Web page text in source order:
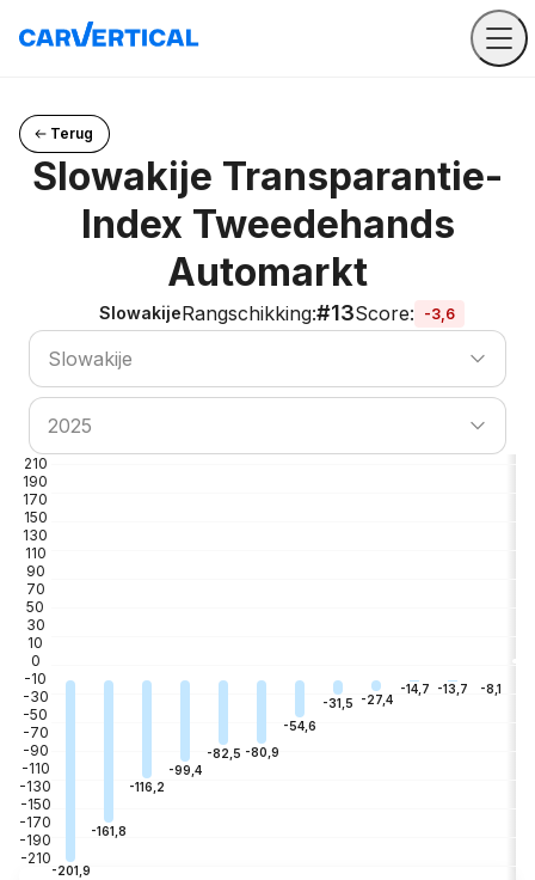
Terug
Slowakije Transparantie-
Index Tweedehands
Automarkt
SlowakijeRangschikking:#13Score: -3,6
Land zoeken
Slowakije
Land zoeken
2025
210
190
170
150
130
110
90
70
50
30
10
0
-10
-30
-50
-70
-90
-110
-130
-150
-170
-190
-210
-201,9
-161,8
-116,2
-99,4
-82,5 -80,9
-54,6
-31,5 -27,4
-14,7 -13,7 -8,1